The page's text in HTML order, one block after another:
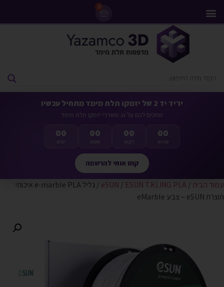
0
יריד יד 2 של יזמקו תלת מימד מתחיל עכשיו
מחכים לכם על גג משרדי יזמקו תלת מימד
00
ימים
00
שעות
00
דקות
00
שניות
קחו אותי להרשמה
עמוד הבית/
eSUN / ESUN T.KLING PLA
/ גליל e-marble PLAּ איכותי
תוצרת eSUN – צבע eMarble